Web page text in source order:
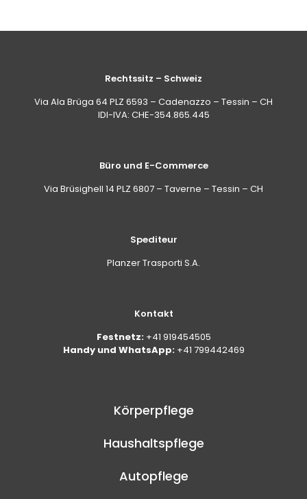
Rechtssitz – Schweiz
Via Ala Brüga 64 PLZ 6593 – Cadenazzo – Tessin – CH
IDI-IVA: CHE-354.865.445
Büro und E-Commerce
Via Brüsighell 14 PLZ 6807 – Taverne – Tessin – CH
Spediteur
Planzer Trasporti S.A.
Kontakt
Festnetz: +41 919454505
Handy und WhatsApp: +41 799442469
Körperpflege
Haushaltspflege
Autopflege